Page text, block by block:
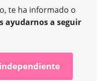
te ha informado o
ayudarnos a seguir